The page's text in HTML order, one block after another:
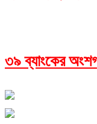
৩৯ ব্যাংকের